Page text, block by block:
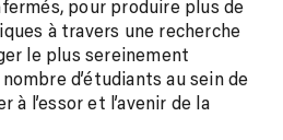
pour produire plus de
à travers une recherche
le plus sereinement
d’étudiants au sein de
l’essor et l’avenir de la